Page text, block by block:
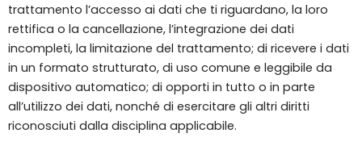
trattamento l’accesso ai dati che ti riguardano, la loro
rettifica o la cancellazione, l’integrazione dei dati
incompleti, la limitazione del trattamento; di ricevere i dati
in un formato strutturato, di uso comune e leggibile da
dispositivo automatico; di opporti in tutto o in parte
all’utilizzo dei dati, nonché di esercitare gli altri diritti
riconosciuti dalla disciplina applicabile.